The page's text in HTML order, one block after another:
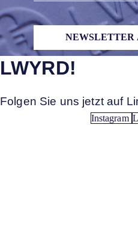
NEWSLETTER
LWYRD!
Folgen Sie uns jetzt auf
Instagram